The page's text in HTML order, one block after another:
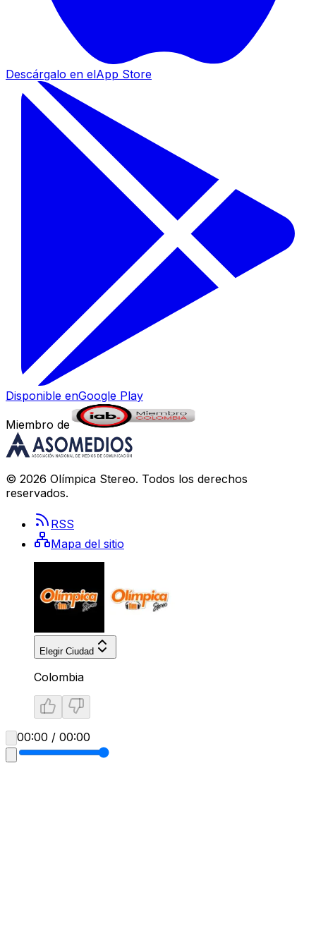
Descárgalo en elApp Store
Disponible enGoogle Play
Miembro de
© 2026 Olímpica Stereo. Todos los derechos
reservados.
RSS
Mapa del sitio
Elegir Ciudad
Colombia
00:00 / 00:00